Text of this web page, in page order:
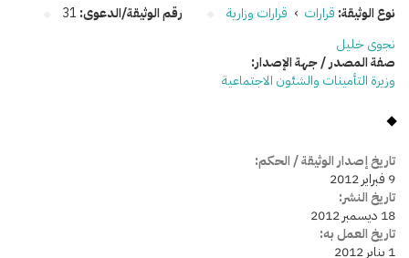
نوع الوثيقة: قرارات › قرارات وزارية رقم الوثيقة/الدعوى: 31
نجوى خليل
صفة المصدر / جهة الإصدار:
وزيرة التأمينات والشئون الاجتماعية
تاريخ إصدار الوثيقة / الحكم:
9 فبراير 2012
تاريخ النشر:
18 ديسمبر 2012
تاريخ العمل به:
1 يناير 2012